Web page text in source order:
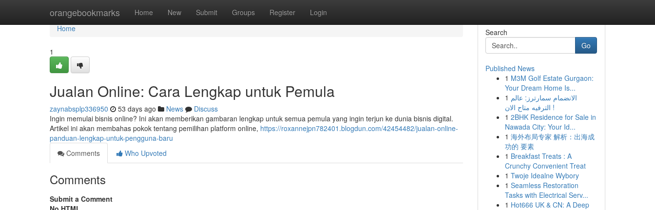
orangebookmarks Home New Submit Groups Register Login
Home
Home
1
Jualan Online: Cara Lengkap untuk Pemula
zaynabsplp336950 53 days ago News
Discuss
Ingin memulai bisnis online? Ini akan memberikan gambaran lengkap untuk semua pemula yang ingin terjun ke dunia bisnis digital.
Artikel ini akan membahas pokok tentang pemilihan platform online, https://roxannejpn782401.blogdun.com/42454482/jualan-online-
panduan-lengkap-untuk-pengguna-baru
Comments
Who Upvoted
Comments
Submit a Comment
Search
Go
Published News
1 M3M Golf Estate Gurgaon:
Your Dream Home Is...
1 الانضمام سمارترز: عالم
الترفيه متاح الان !
1 2BHK Residence for Sale in
Nawada City: Your Id...
1 海外布局专家 解析：出海成
功的 要素
1 Breakfast Treats : A
Crunchy Convenient Treat
1 Twoje Idealne Wybory
1 Seamless Restoration
Tasks with Electrical Serv...
1 Hot666 UK & CN: A Deep